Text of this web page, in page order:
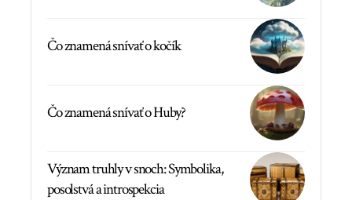
Čo znamená snívať o kočík
Čo znamená snívať o Huby?
Význam truhly v snoch: Symbolika,
posolstvá a introspekcia